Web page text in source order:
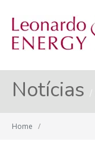
Notícias
Home /